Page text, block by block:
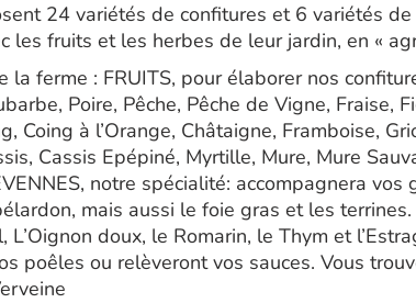
24 variétés de confitures et 6 variétés
les fruits et les herbes de leur jardin, en «
la ferme : FRUITS, pour élaborer nos
Poire, Pêche, Pêche de Vigne, Fraise,
Coing à l’Orange, Châtaigne, Framboise,
Cassis Epépiné, Myrtille, Mure, Mure
notre spécialité: accompagnera
mais aussi le foie gras et les
L’Oignon doux, le Romarin, le Thym et
poêles ou relèveront vos sauces. Vous